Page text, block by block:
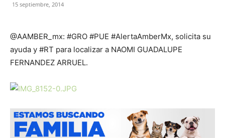
15 septiembre, 2014
@AAMBER_mx: #GRO #PUE #AlertaAmberMx, solicita su
ayuda y #RT para localizar a NAOMI GUADALUPE
FERNANDEZ ARRUEL.